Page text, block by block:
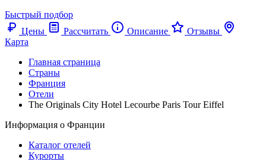
Быстрый подбор
Цены
Рассчитать Описание
Отзывы
Карта
Главная страница
Cтраны
Франция
Отели
The Originals City Hotel Lecourbe Paris Tour Eiffel
Информация о Франции
Каталог отелей
Курорты